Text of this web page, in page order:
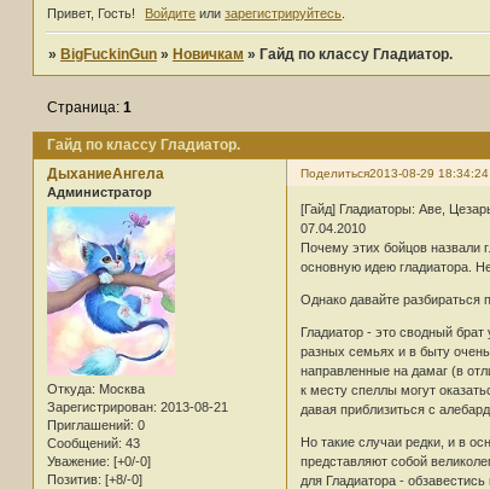
Привет, Гость! Войдите илизарегистрируйтесь
» BigFuckinGun » Новичкам » Гайд по классу Гладиатор.
Гайд по классу Гладиатор.
Страница: 1
Поделиться2013-08-29 18:34:24
ДыханиеАнгела
Администратор
Откуда: Москва
Зарегистрирован: 2013-08-21
Приглашений: 0
Сообщений: 43
Уважение: [+0/-0]
Позитив: [+8/-0]
[Гайд] Гладиаторы: Аве,
07.04.2010
Почему этих бойцов назвали
основную идею гладиатора.
Однако давайте разбираться
Гладиатор - это сводный
разных семьях и в быту
направленные на дамаг (в
к месту спеллы могут
давая приблизиться с
Но такие случаи редки, и в
представляют собой
для Гладиатора -